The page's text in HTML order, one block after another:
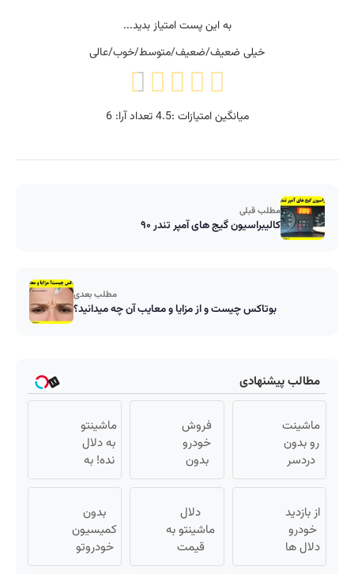
به این پست امتیاز بدید...
خیلی ضعیف/ضعیف/متوسط/خوب/عالی
میانگین امتیازات :4.5تعداد آرا:6
مطلب قبلی
کالیبراسیون گیج های آمپر تندر ۹۰
مطلب بعدی
بوتاکس چیست و از مزایا و معایب آن چه میدانید؟
مطالب پیشنهادی
ماشینت
رو بدون
دردسر
بفروش |
کمسیون
😍
فروش
خودرو
بدون
کمیسیون
ماشینتو
به دلال
نده! به
مصرف
بفروش!
بدون
پاسخ
به یک
از بازدید
خودرو
دلال ها
خسته
دلال
ماشینتو به
قیمت
نمیخره! بیا
بدون
کمیسیون
خودروتو
بفروش